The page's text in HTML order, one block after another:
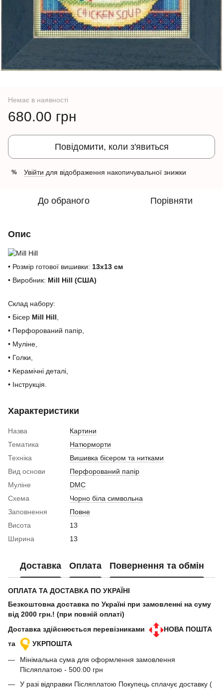
Немає в наявності
680.00 грн
Повідомити, коли з'явиться
% Увійти для відображення накопичувальної знижки
До обраного Порівняти
Опис
• Розмір готової вишивки: 13х13 см
• Виробник: Mill Hill (США)
Склад набору:
• Бісер Mill Hill,
• Перфорований папір,
• Муліне,
• Голки,
• Керамічні деталі,
• Інструкція.
Характеристики
Назва
Картини
Тематика
Натюрморти
Техніка
Вишивка бісером та нитками
Вид основи
Перфорований папір
Муліне
DMC
Схема
Чорно біла символьна
Заповнення
Повне
Висота
13
Ширина
13
Доставка Оплата Повернення та обмін
ОПЛАТА ТА ДОСТАВКА ПО УКРАЇНІ
Безкоштовна доставка по Україні при замовленні на суму
від 2000 грн.! (при повній оплаті)
Доставка здійснюється перевізниками
НОВА ПОШТА
та
УКРПОШТА
Мінімальна сума для оформлення замовлення
Післяплатою - 500.00 грн
У разі відправки Післяплатою Покупець сплачує доставку (